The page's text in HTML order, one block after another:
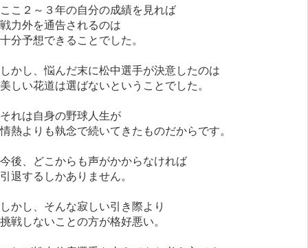
ここ２～３年の自分の成績を見れば
戦力外を通告されるのは
十分予想できることでした。
しかし、悩んだ末に松中選手が決意したのは
美しい花道は選ばないということでした。
それは自身の野球人生が
情熱よりも執念で続いてきたものだからです。
今後、どこからも声がかからなければ
引退するしかありません。
しかし、そんな寂しい引き際より
挑戦しないことの方が格好悪い。